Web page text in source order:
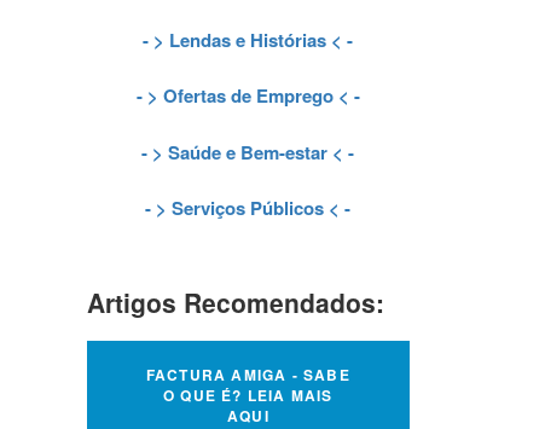
- > Lendas e Histórias < -
- > Ofertas de Emprego< -
- >Saúde e Bem-estar < -
- >Serviços Públicos < -
Artigos Recomendados:
FACTURA AMIGA - SABE
O QUE É? LEIA MAIS
AQUI